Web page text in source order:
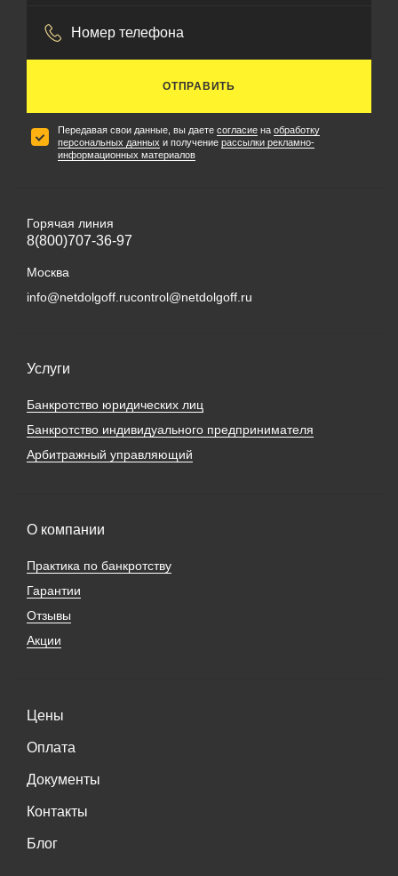
ОТПРАВИТЬ
Передавая свои данные, вы даете согласие на обработку
персональных данных и получение рассылки рекламно-
информационных материалов
Услуги
Банкротство юридических лиц
Банкротство индивидуального предпринимателя
Арбитражный управляющий
О компании
Практика по банкротству
Гарантии
Отзывы
Акции
Цены
Оплата
Документы
Контакты
Блог
Горячая линия
8(800)707-36-97
Москва
info@netdolgoff.rucontrol@netdolgoff.ru